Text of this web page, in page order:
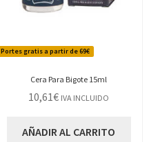
Portes gratis a partir de 69€
Cera Para Bigote 15ml
10,61€ IVA INCLUIDO
AÑADIR AL CARRITO